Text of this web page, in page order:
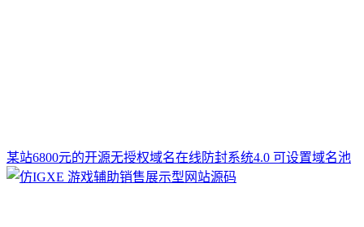
某站6800元的开源无授权域名在线防封系统4.0 可设置域名池